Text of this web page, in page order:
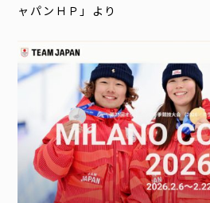
ャパンＨＰ」より